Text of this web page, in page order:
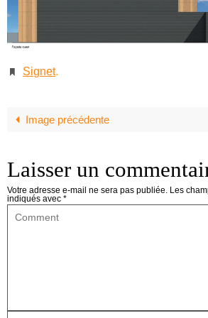
Signet.
Image précédente
Laisser un
Votre adresse e-mail ne sera pas publiée. Les
indiqués avec *